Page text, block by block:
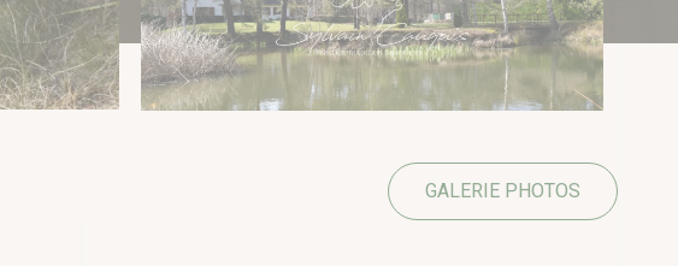
GALERIE PHOTOS